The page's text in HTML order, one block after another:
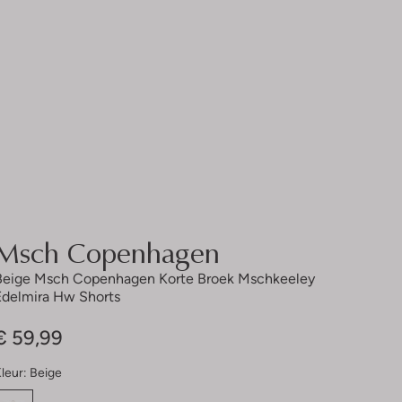
Copenhagen
Msch Copenhagen Korte Broek Mschkeeley
Hw Shorts
59,99
Beige